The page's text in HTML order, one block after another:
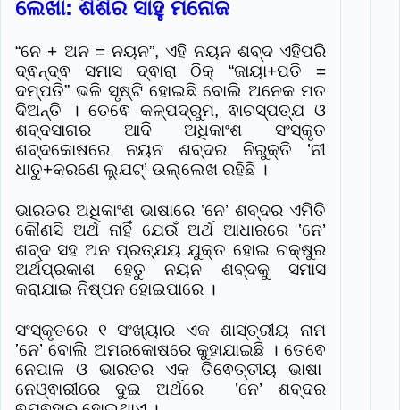
ଲେଖା: ଶିଶିର ସାହୁ ମନୋଜ
“ନେ + ଅନ = ନୟନ”, ଏହି ନୟନ ଶବ୍ଦ ଏହିପରି
ଦ୍ଵନ୍ଦ୍ଵ ସମାସ ଦ୍ଵାରା ଠିକ୍ “ଜାୟା+ପତି =
ଦମ୍ପତି” ଭଳି ସୃଷ୍ଟି ହୋଇଛି ବୋଲି ଅନେକ ମତ
ଦିଅନ୍ତି । ତେଵେ କଳ୍ପଦ୍ରୁମ, ଵାଚସ୍ପତ୍ଯ ଓ
ଶବ୍ଦସାଗର ଆଦି ଅଧିକାଂଶ ସଂସ୍କୃତ
ଶବ୍ଦକୋଷରେ ନୟନ ଶବ୍ଦର ନିରୁକ୍ତି ‛ନୀ
ଧାତୁ+କରଣେ ଲ୍ଯୁଟ୍’ ଉଲ୍ଲେଖ ରହିଛି ।
ଭାରତର ଅଧିକାଂଶ ଭାଷାରେ ‛ନେ’ ଶବ୍ଦର ଏମିତି
କୌଣସି ଅର୍ଥ ନାହିଁ ଯେଉଁ ଅର୍ଥ ଆଧାରରେ ‛ନେ’
ଶବ୍ଦ ସହ ଅନ ପ୍ରତ୍ଯୟ ଯୁକ୍ତ ହୋଇ ଚକ୍ଷୁର
ଅର୍ଥପ୍ରକାଶ ହେତୁ ନୟନ ଶବ୍ଦକୁ ସମାସ
କରାଯାଇ ନିଷ୍ପନ ହୋଇପାରେ ।
ସଂସ୍କୃତରେ ୧ ସଂଖ୍ୟାର ଏକ ଶାସ୍ତ୍ରୀୟ ନାମ
‛ନେ’ ବୋଲି ଅମରକୋଷରେ କୁହାଯାଇଛି । ତେଵେ
ନେପାଳ ଓ ଭାରତର ଏକ ତିଵେତ୍ତୀୟ ଭାଷା
ନେଓ୍ଵାରୀରେ ଦୁଇ ଅର୍ଥରେ ‛ନେ’ ଶବ୍ଦର